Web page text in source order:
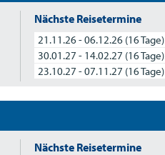
Nächste Reisetermine
21.11.26 - 06.12.26 (16 Tage)
30.01.27 - 14.02.27 (16 Tage)
23.10.27 - 07.11.27 (16 Tage)
Nächste Reisetermine